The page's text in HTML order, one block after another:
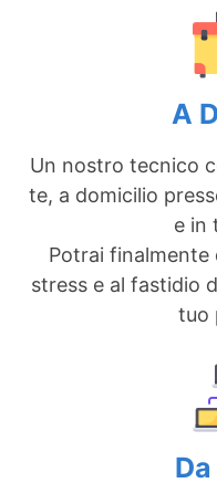
A
Un nostro tecnico
te, a domicilio
e in
Potrai
stress e al fastidio
tuo